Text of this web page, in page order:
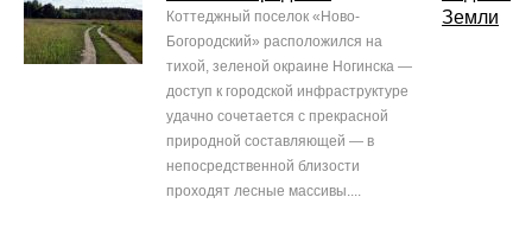
Коттеджный поселок «Ново-
Богородский» расположился на
тихой, зеленой окраине Ногинска —
доступ к городской инфраструктуре
удачно сочетается с прекрасной
природной составляющей — в
непосредственной близости
проходят лесные массивы....
Земли